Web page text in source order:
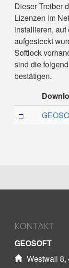
Dieser Treiber
Lizenzen im
installieren,
aufgesteckt
Softlock
sind die
bestätigen.
KONTAKT
GEOSOFT
Westwall 8,